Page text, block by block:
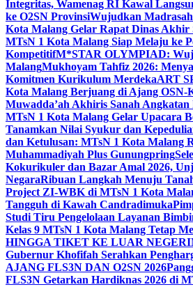
Integritas, Wamenag RI Kawal
ke O2SN ProvinsiWujudkan
Kota Malang Gelar Rapat Dinas Akhir
MTsN 1 Kota Malang Siap Melaju ke
KompetitifM*STAR OLYMPIAD:
MalangMukhoyam Tahfiz 2026:
Komitmen Kurikulum MerdekaART
Kota Malang Berjuang di Ajang OSN-
Muwadda’ah Akhiris Sanah Angkatan
MTsN 1 Kota Malang Gelar Upacara
Tanamkan Nilai Syukur dan
dan Ketulusan: MTsN 1 Kota Malang
Muhammadiyah Plus Gunungpring
Kokurikuler dan Bazar Amal 2026,
NegaraRibuan Langkah Menuju
Project ZI-WBK di MTsN 1 Kota
Tangguh di Kawah Candradimuka
Studi Tiru Pengelolaan Layanan
Kelas 9 MTsN 1 Kota Malang Tetap
HINGGA TIKET KE LUAR NEGERI
Gubernur Khofifah Serahkan
AJANG FLS3N DAN O2SN 2026
FLS3N Getarkan Hardiknas 2026 di